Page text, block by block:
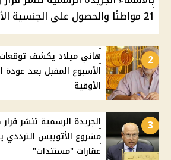
21 مواطنًا والحصول على الجنسية الأجنبية
2
هاني ميلاد يكشف
الأسبوع المقبل بعد
الأوقية
3
الجريدة الرسمية تنشر
مشروع الأتوبيس الترددي
عقارات "مستندات"